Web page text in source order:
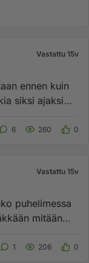
Vastattu 15v
ennen kuin
siksi ajaksi
6 260 0
Vastattu 15v
puhelimessa
mitään
1 206 0